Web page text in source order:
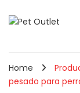
Home
pesado para